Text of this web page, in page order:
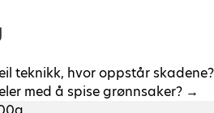
teknikk, hvor oppstår
med å spise grønnsaker? →